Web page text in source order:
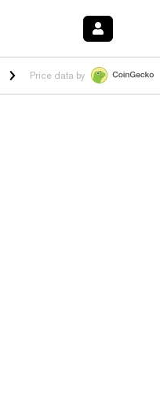
$1.001 -2.70%HYPE $54.47 -
Price data by